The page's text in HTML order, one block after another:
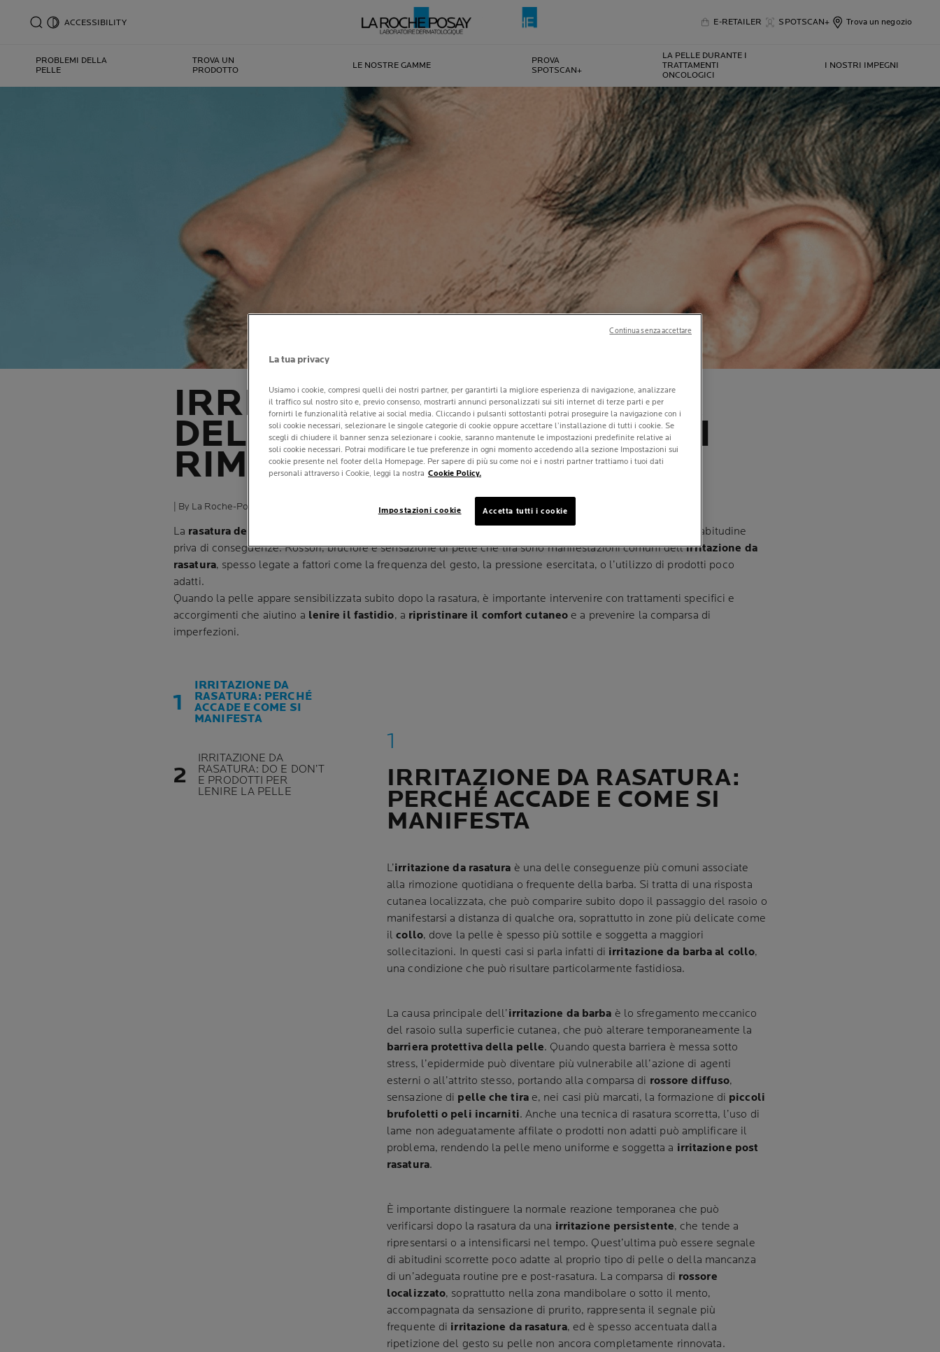
ACCESSIBILITY E-RETAILER SPOTSCAN+ Trova un negozio
PROBLEMI DELLA
PELLE
TROVA UN
PRODOTTO
LE NOSTRE GAMME
PROVA
SPOTSCAN+
LA PELLE DURANTE I
TRATTAMENTI
ONCOLOGICI
I NOSTRI IMPEGNI
IRRITAZIONE DA RASATURA
DELLA BARBA: ECCO ALCUNI
RIMEDI EFFICACI
| By La Roche-Posay
La rasatura della barba
è un gesto quotidiano per molti uomini, ma non sempre la pelle la vive come un’abitudine
priva di conseguenze. Rossori, bruciore e sensazione di pelle che tira sono manifestazioni comuni dell’irritazione da
rasatura, spesso legate a fattori come la frequenza del gesto, la pressione esercitata, o l’utilizzo di prodotti poco
adatti.
Quando la pelle appare sensibilizzata subito dopo la rasatura, è importante intervenire con trattamenti specifici e
accorgimenti che aiutino a lenire il fastidio, a ripristinare il comfort cutaneo e a prevenire la comparsa di
imperfezioni.
IRRITAZIONE DA
RASATURA: PERCHÉ
ACCADE E COME SI
MANIFESTA
IRRITAZIONE DA
RASATURA: DO E DON’T
E PRODOTTI PER
LENIRE LA PELLE
IRRITAZIONE DA RASATURA:
PERCHÉ ACCADE E COME SI
MANIFESTA
L’irritazione da rasatura è una delle conseguenze più comuni associate
alla rimozione quotidiana o frequente della barba. Si tratta di una risposta
cutanea localizzata, che può comparire subito dopo il passaggio del rasoio o
manifestarsi a distanza di qualche ora, soprattutto in zone più delicate come
ilcollo, dove la pelle è spesso più sottile e soggetta a maggiori
sollecitazioni. In questi casi si parla infatti di irritazione da barba al collo,
una condizione che può risultare particolarmente fastidiosa.
La causa principale dell’irritazione da barba è lo sfregamento meccanico
del rasoio sulla superficie cutanea, che può alterare temporaneamente la
barriera protettiva della pelle. Quando questa barriera è messa sotto
stress, l’epidermide può diventare più vulnerabile all’azione di agenti
esterni o all’attrito stesso, portando alla comparsa di rossore diffuso,
sensazione di pelle che tirae, nei casi più marcati, la formazione di piccoli
brufoletti o peli incarniti. Anche una tecnica di rasatura scorretta, l’uso di
lame non adeguatamente affilate o prodotti non adatti può amplificare il
problema, rendendo la pelle meno uniforme e soggetta a irritazione post
rasatura.
È importante distinguere la normale reazione temporanea che può
verificarsi dopo la rasatura da una irritazione persistente, che tende a
ripresentarsi o a intensificarsi nel tempo. Quest’ultima può essere segnale
di abitudini scorrette poco adatte al proprio tipo di pelle o della mancanza
di un’adeguata routine pre e post-rasatura. La comparsa di rossore
localizzato, soprattutto nella zona mandibolare o sotto il mento,
accompagnata da sensazione di prurito, rappresenta il segnale più
frequente di irritazione da rasatura, ed è spesso accentuata dalla
ripetizione del gesto su pelle non ancora completamente rinnovata.
La tua privacy
Usiamo i cookie, compresi quelli dei nostri partner, per garantirti la migliore esperienza di navigazione, analizzare
il traffico sul nostro sito e, previo consenso, mostrarti annunci personalizzati sui siti internet di terze parti e per
fornirti le funzionalità relative ai social media. Cliccando i pulsanti sottostanti potrai proseguire la navigazione con i
soli cookie necessari, selezionare le singole categorie di cookie oppure accettare l’installazione di tutti i cookie. Se
scegli di chiudere il banner senza selezionare i cookie, saranno mantenute le impostazioni predefinite relative ai
soli cookie necessari. Potrai modificare le tue preferenze in ogni momento accedendo alla sezione Impostazioni sui
cookie presente nel footer della Homepage. Per sapere di più su come noi e i nostri partner trattiamo i tuoi dati
personali attraverso i Cookie, leggi la nostra Cookie Policy.
Impostazioni cookie Accetta tutti i cookie
Continua senza accettare